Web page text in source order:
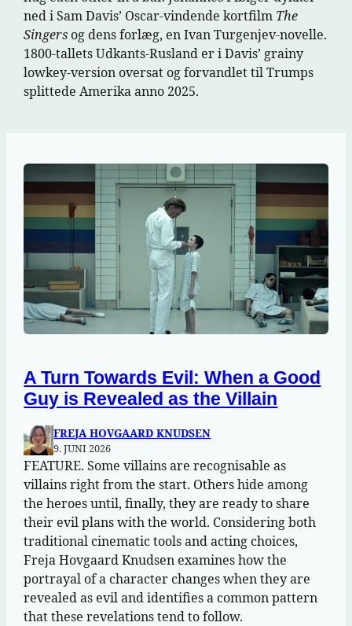
ned i Sam Davis’ Oscar-vindende kortfilm The
Singers og dens forlæg, en Ivan Turgenjev-novelle.
1800-tallets Udkants-Rusland er i Davis’ grainy
lowkey-version oversat og forvandlet til Trumps
splittede Amerika anno 2025.
A Turn Towards Evil: When a Good
Guy is Revealed as the Villain
FREJA HOVGAARD KNUDSEN
9. JUNI 2026
FEATURE. Some villains are recognisable as
villains right from the start. Others hide among
the heroes until, finally, they are ready to share
their evil plans with the world. Considering both
traditional cinematic tools and acting choices,
Freja Hovgaard Knudsen examines how the
portrayal of a character changes when they are
revealed as evil and identifies a common pattern
that these revelations tend to follow.